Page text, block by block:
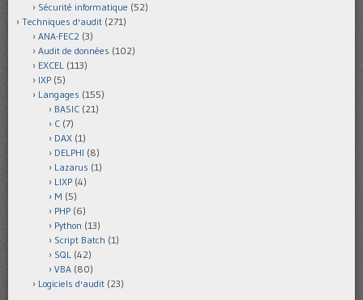
Sécurité informatique (52)
Techniques d'audit (271)
ANA-FEC2 (3)
Audit de données (102)
EXCEL (113)
IXP (5)
Langages (155)
BASIC (21)
C (7)
DAX (1)
DELPHI (8)
Lazarus (1)
LIXP (4)
M (5)
PHP (6)
Python (13)
Script Batch (1)
SQL (42)
VBA (80)
Logiciels d'audit (23)